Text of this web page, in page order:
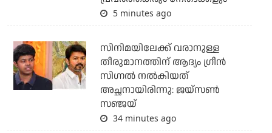
5 minutes ago
സിനിമയിലേക്ക് വരാനുള്ള
തീരുമാനത്തിന് ആദ്യം ഗ്രീൻ
സിഗ്നൽ നൽകിയത്
അച്ഛനായിരിന്നു: ജയ്സൺ
സഞ്ജയ്
34 minutes ago